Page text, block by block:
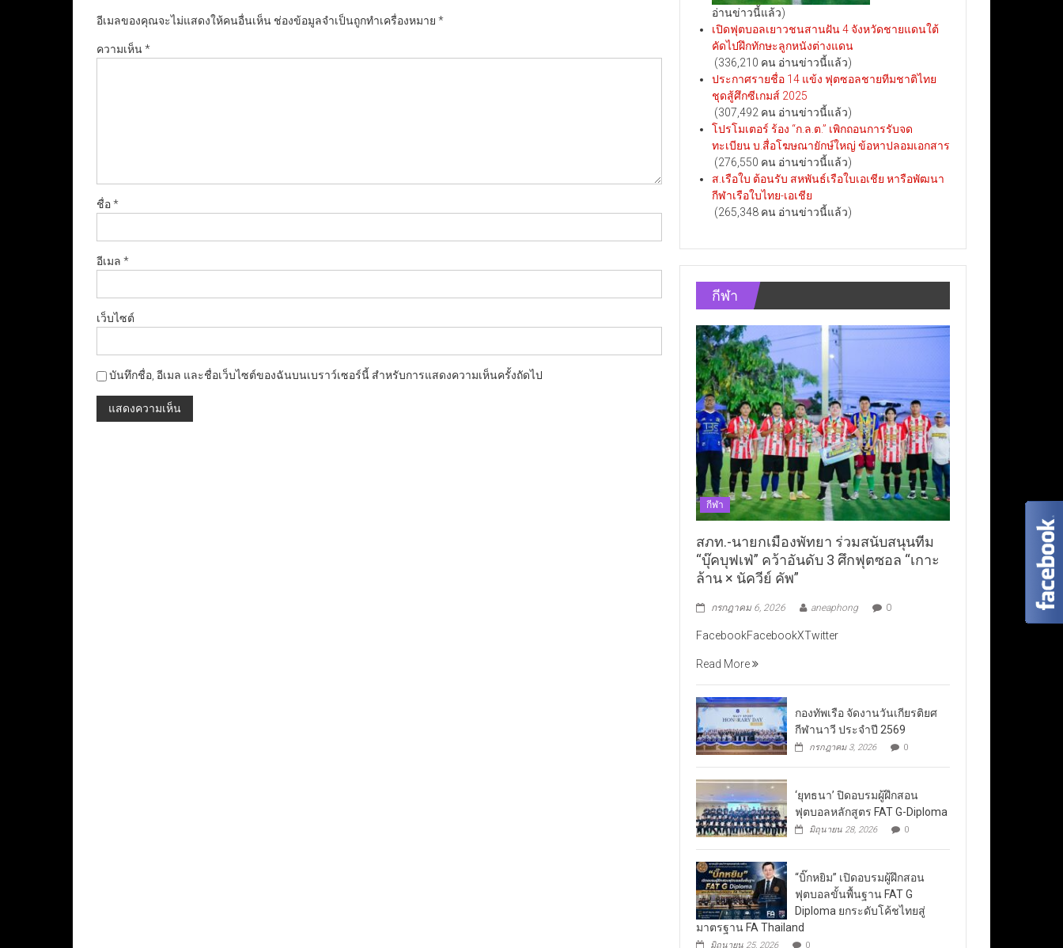
อีเมลของคุณจะไม่แสดงให้คนอื่นเห็น ช่องข้อมูลจำเป็นถูกทำเครื่องหมาย *
ความเห็น*
ชื่อ*
อีเมล *
เว็บไซต์
บันทึกชื่อ, อีเมล และชื่อเว็บไซต์ของฉันบนเบราว์เซอร์นี้ สำหรับการแสดงความเห็นครั้งถัดไป
อ่านข่าวนี้แล้ว)
เปิดฟุตบอลเยาวชนสานฝัน 4 จังหวัดชายแดนใต้
คัดไปฝึกทักษะลูกหนังต่างแดน
(336,210 คน อ่านข่าวนี้แล้ว)
ประกาศรายชื่อ 14 แข้ง ฟุตซอลชายทีมชาติไทย
ชุดสู้ศึกซีเกมส์ 2025
(307,492 คน อ่านข่าวนี้แล้ว)
โปรโมเตอร์ ร้อง “ก.ล.ต.” เพิกถอนการรับจด
ทะเบียน บ.สื่อโฆษณายักษ์ใหญ่ ข้อหาปลอมเอกสาร
(276,550 คน อ่านข่าวนี้แล้ว)
ส.เรือใบ ต้อนรับ สหพันธ์เรือใบเอเชีย หารือพัฒนา
กีฬาเรือใบไทย-เอเชีย
(265,348 คน อ่านข่าวนี้แล้ว)
กีฬา
กีฬา
สภท.-นายกเมืองพัทยา ร่วมสนับสนุนทีม
“บุ๊คบุฟเฟ่” คว้าอันดับ 3 ศึกฟุตซอล “เกาะ
ล้าน × นัควีย์ คัพ”
กรกฎาคม 6, 2026 aneaphong 0
FacebookFacebookXTwitter
Read More
กองทัพเรือ จัดงานวันเกียรติยศ
กีฬานาวี ประจำปี 2569
กรกฎาคม 3, 2026 0
‘ยุทธนา’ ปิดอบรมผู้ฝึกสอน
ฟุตบอลหลักสูตร FAT G-Diploma
มิถุนายน 28, 2026 0
“บิ๊กหยิม” เปิดอบรมผู้ฝึกสอน
ฟุตบอลขั้นพื้นฐาน FAT G
Diploma ยกระดับโค้ชไทยสู่
มาตรฐาน FA Thailand
มิถุนายน 25, 2026 0